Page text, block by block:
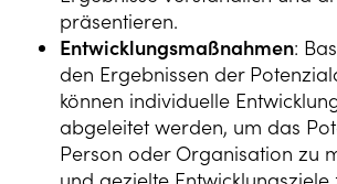
präsentieren.
Entwicklungsmaßnahmen:
den Ergebnissen der
können individuelle
abgeleitet werden, um das
Person oder Organisation zu